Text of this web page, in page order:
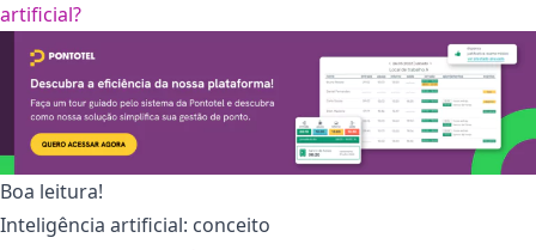
artificial?
Boa leitura!
Inteligência artificial: conceito